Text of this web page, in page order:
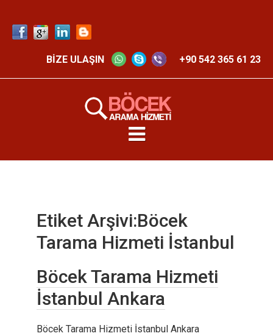
BİZE ULAŞIN +90 542 365 61 23
Etiket Arşivi:Böcek
Tarama Hizmeti İstanbul
Böcek Tarama Hizmeti
İstanbul Ankara
Böcek Tarama Hizmeti İstanbul Ankara